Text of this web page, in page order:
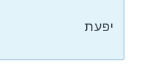
יפעת